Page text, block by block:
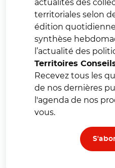
actualités des
territoriales selon
édition
synthèse
l’actualité des
Territoires
Recevez tous les
de nos dernières
l'agenda de nos
vous.